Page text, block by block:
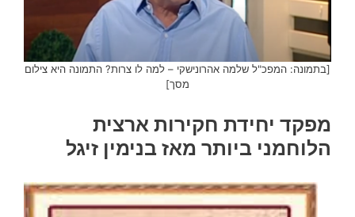
[בתמונה: המפכ"ל שלמה אהרונישקי – למה לו צרות? התמונה היא צילום
מסך]
מפקד יחידת חקירות ארצית
הלוחמני ביותר מאז בנימין זיגל